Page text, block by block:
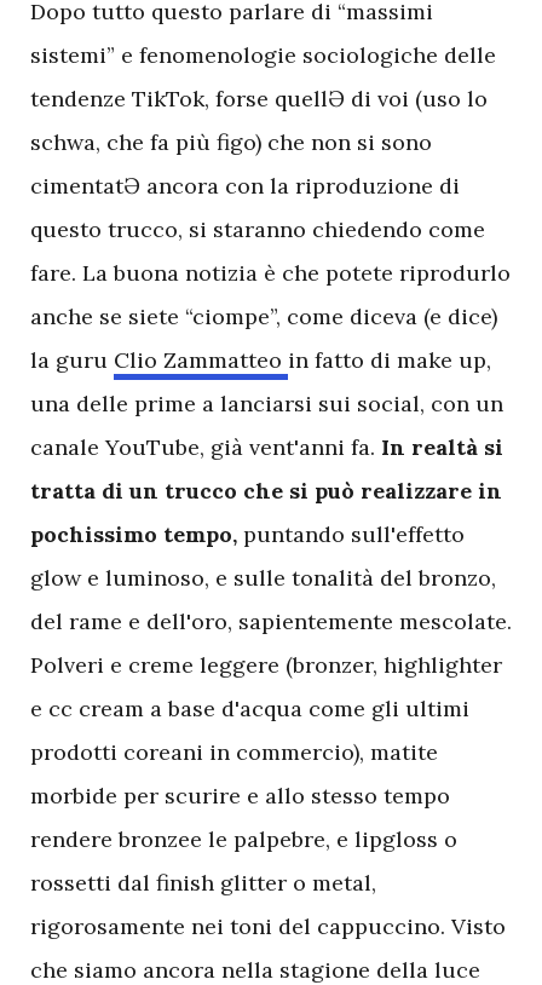
Dopo tutto questo parlare di “massimi
sistemi” e fenomenologie sociologiche delle
tendenze TikTok, forse quellƏ di voi (uso lo
schwa, che fa più figo) che non si sono
cimentatƏ ancora con la riproduzione di
questo trucco, si staranno chiedendo come
fare. La buona notizia è che potete riprodurlo
anche se siete “ciompe”, come diceva (e dice)
la guru Clio Zammatteo in fatto di make up,
una delle prime a lanciarsi sui social, con un
canale YouTube, già vent'anni fa. In realtà si
tratta di un trucco che si può realizzare in
pochissimo tempo, puntando sull'effetto
glow e luminoso, e sulle tonalità del bronzo,
del rame e dell'oro, sapientemente mescolate.
Polveri e creme leggere (bronzer, highlighter
e cc cream a base d'acqua come gli ultimi
prodotti coreani in commercio), matite
morbide per scurire e allo stesso tempo
rendere bronzee le palpebre, e lipgloss o
rossetti dal finish glitter o metal,
rigorosamente nei toni del cappuccino. Visto
che siamo ancora nella stagione della luce